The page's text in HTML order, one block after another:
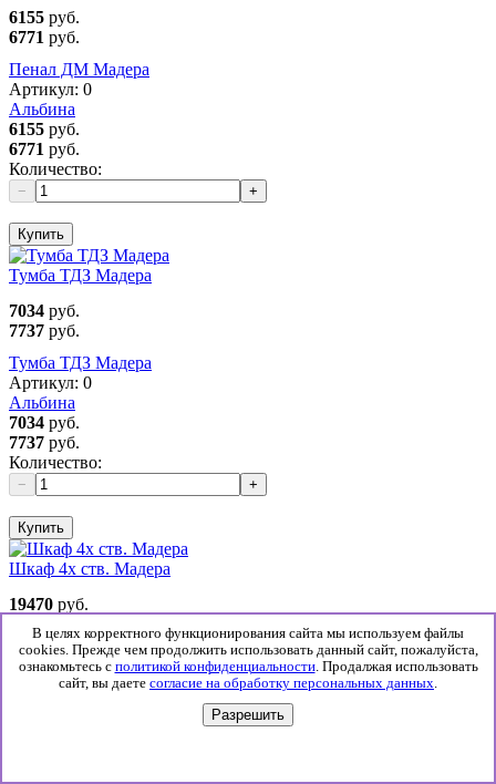
6155 руб.
6771 руб.
Пенал ДМ Мадера
Артикул: 0
Альбина
6155 руб.
6771 руб.
Количество:
− +
Купить
Тумба ТДЗ Мадера
7034 руб.
7737 руб.
Тумба ТДЗ Мадера
Артикул: 0
Альбина
7034 руб.
7737 руб.
Количество:
− +
Купить
Шкаф 4х ств. Мадера
19470 руб.
21417
Шкаф 4х ств. Мадера
Артикул:0
В целях корректного функционирования сайта мы используем файлы
cookies. Прежде чем продолжить использовать данный сайт, пожалуйста,
ознакомьтесь с политикой конфиденциальности. Продалжая использовать
сайт, вы даете согласие на обработку персональных данных.
Разрешить